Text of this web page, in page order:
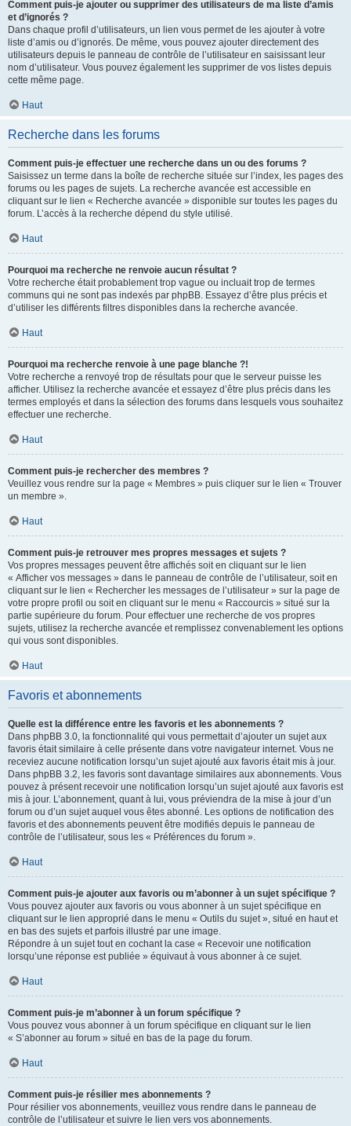
Comment puis-je ajouter ou supprimer des utilisateurs de ma liste d’amis
et d’ignorés ?
Dans chaque profil d’utilisateurs, un lien vous permet de les ajouter à votre
liste d’amis ou d’ignorés. De même, vous pouvez ajouter directement des
utilisateurs depuis le panneau de contrôle de l’utilisateur en saisissant leur
nom d’utilisateur. Vous pouvez également les supprimer de vos listes depuis
cette même page.
Haut
Recherche dans les forums
Comment puis-je effectuer une recherche dans un ou des forums ?
Saisissez un terme dans la boîte de recherche située sur l’index, les pages des
forums ou les pages de sujets. La recherche avancée est accessible en
cliquant sur le lien « Recherche avancée » disponible sur toutes les pages du
forum. L’accès à la recherche dépend du style utilisé.
Haut
Pourquoi ma recherche ne renvoie aucun résultat ?
Votre recherche était probablement trop vague ou incluait trop de termes
communs qui ne sont pas indexés par phpBB. Essayez d’être plus précis et
d’utiliser les différents filtres disponibles dans la recherche avancée.
Haut
Pourquoi ma recherche renvoie à une page blanche ?!
Votre recherche a renvoyé trop de résultats pour que le serveur puisse les
afficher. Utilisez la recherche avancée et essayez d’être plus précis dans les
termes employés et dans la sélection des forums dans lesquels vous souhaitez
effectuer une recherche.
Haut
Comment puis-je rechercher des membres ?
Veuillez vous rendre sur la page « Membres » puis cliquer sur le lien « Trouver
un membre ».
Haut
Comment puis-je retrouver mes propres messages et sujets ?
Vos propres messages peuvent être affichés soit en cliquant sur le lien
« Afficher vos messages » dans le panneau de contrôle de l’utilisateur, soit en
cliquant sur le lien « Rechercher les messages de l’utilisateur » sur la page de
votre propre profil ou soit en cliquant sur le menu « Raccourcis » situé sur la
partie supérieure du forum. Pour effectuer une recherche de vos propres
sujets, utilisez la recherche avancée et remplissez convenablement les options
qui vous sont disponibles.
Haut
Favoris et abonnements
Quelle est la différence entre les favoris et les abonnements ?
Dans phpBB 3.0, la fonctionnalité qui vous permettait d’ajouter un sujet aux
favoris était similaire à celle présente dans votre navigateur internet. Vous ne
receviez aucune notification lorsqu’un sujet ajouté aux favoris était mis à jour.
Dans phpBB 3.2, les favoris sont davantage similaires aux abonnements. Vous
pouvez à présent recevoir une notification lorsqu’un sujet ajouté aux favoris est
mis à jour. L’abonnement, quant à lui, vous préviendra de la mise à jour d’un
forum ou d’un sujet auquel vous êtes abonné. Les options de notification des
favoris et des abonnements peuvent être modifiés depuis le panneau de
contrôle de l’utilisateur, sous les « Préférences du forum ».
Haut
Comment puis-je ajouter aux favoris ou m’abonner à un sujet spécifique ?
Vous pouvez ajouter aux favoris ou vous abonner à un sujet spécifique en
cliquant sur le lien approprié dans le menu « Outils du sujet », situé en haut et
en bas des sujets et parfois illustré par une image.
Répondre à un sujet tout en cochant la case « Recevoir une notification
lorsqu’une réponse est publiée » équivaut à vous abonner à ce sujet.
Haut
Comment puis-je m’abonner à un forum spécifique ?
Vous pouvez vous abonner à un forum spécifique en cliquant sur le lien
« S’abonner au forum » situé en bas de la page du forum.
Haut
Comment puis-je résilier mes abonnements ?
Pour résilier vos abonnements, veuillez vous rendre dans le panneau de
contrôle de l’utilisateur et suivre le lien vers vos abonnements.